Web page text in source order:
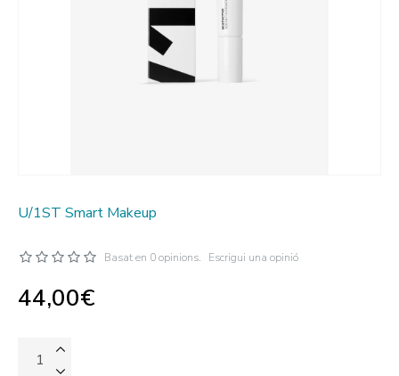
U/1ST Smart Makeup
Basat en 0 opinions. Escrigui una opinió
44,00€